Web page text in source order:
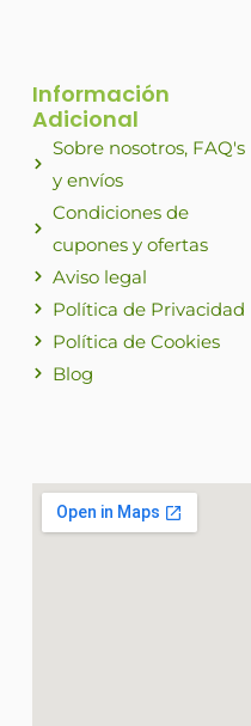
Información
Adicional
Sobre nosotros, FAQ's
y envíos
Condiciones de
cupones y ofertas
Aviso legal
Política de Privacidad
Política de Cookies
Blog